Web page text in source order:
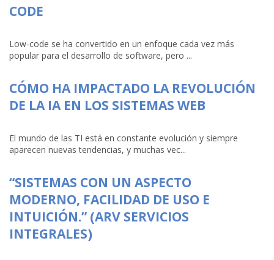
CODE
Low-code se ha convertido en un enfoque cada vez más
popular para el desarrollo de software, pero ...
CÓMO HA IMPACTADO LA REVOLUCIÓN
DE LA IA EN LOS SISTEMAS WEB
El mundo de las TI está en constante evolución y siempre
aparecen nuevas tendencias, y muchas vec...
“SISTEMAS CON UN ASPECTO
MODERNO, FACILIDAD DE USO E
INTUICIÓN.” (ARV SERVICIOS
INTEGRALES)